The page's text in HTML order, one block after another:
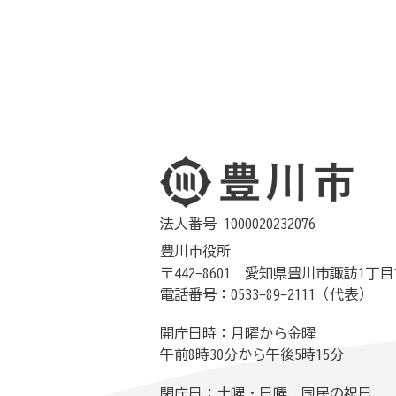
法人番号 1000020232076
豊川市役所
〒442-8601 愛知県豊川市諏訪1丁目
電話番号：0533-89-2111（代表）
開庁日時：月曜から金曜
午前8時30分から午後5時15分
閉庁日：土曜・日曜、国民の祝日、